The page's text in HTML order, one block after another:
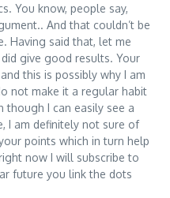
You know, people say,
And that couldn’t be
Having said that, let me
give good results. Your
this is possibly why I am
not make it a regular habit
though I can easily see a
I am definitely not sure of
points which in turn help
now I will subscribe to
future you link the dots